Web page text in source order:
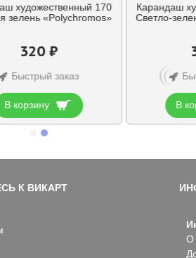
художественный 170
зелень «Polychromos»
320 ₽
Быстрый заказ
В корзину
Карандаш
Светло-
В
К ВИКАРТ
О